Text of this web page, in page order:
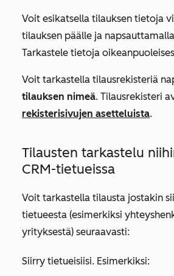
Voit esikatsella tilauksen tietoja
tilauksen päälle ja napsauttamalla
Tarkastele tietoja
Voit tarkastella tilausrekisteriä
tilauksen nimeä. Tilausrekisteri
rekisterisivujen asetteluista.
Tilausten tarkastelu
CRM-tietueissa
Voit tarkastella tilausta jostakin
tietueesta (esimerkiksi
yrityksestä) seuraavasti:
Siirry tietueisiisi. Esimerkiksi: